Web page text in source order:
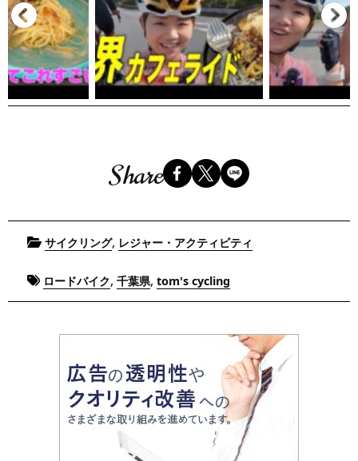
Share
Posted
サイクリング, レジャー・アクティビティ
Tagged
ロードバイク, 千葉県, tom's cycling